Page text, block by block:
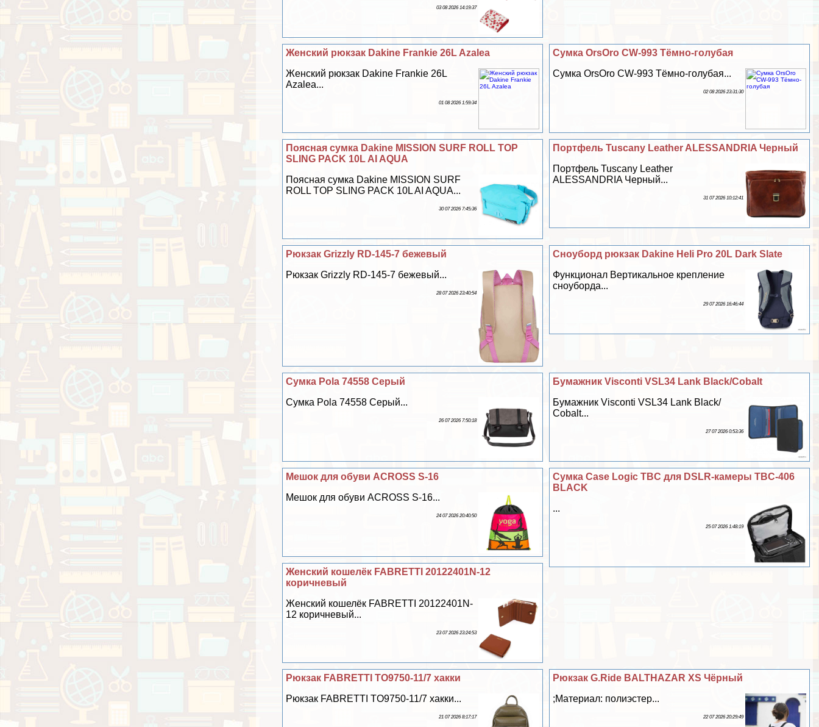
03 08 2026 14:19:37
Сумка OrsOro CW-993 Тёмно-гoлyбая
Сумка OrsOro CW-993 Тёмно-гoлyбая...
02 08 2026 23:31:30
Женский рюкзак Dakine Frankie 26L Azalea
Женский рюкзак Dakine Frankie 26L
Azalea...
01 08 2026 1:59:34
Портфель Tuscany Leather ALESSANDRIA Черный
Портфель Tuscany Leather
ALESSANDRIA Черный...
31 07 2026 10:12:41
Поясная сумка Dakine MISSION SURF ROLL TOP
SLING PACK 10L AI AQUA
Поясная сумка Dakine MISSION SURF
ROLL TOP SLING PACK 10L AI AQUA...
30 07 2026 7:45:36
Сноуборд рюкзак Dakine Heli Pro 20L Dark Slate
Функционал Вертикальное крепление
сноуборда...
29 07 2026 16:46:44
Рюкзак Grizzly RD-145-7 бежевый
Рюкзак Grizzly RD-145-7 бежевый...
28 07 2026 23:40:54
Бумажник Visconti VSL34 Lank Black/Сobalt
Бумажник Visconti VSL34 Lank Black/
Сobalt...
27 07 2026 0:53:36
Сумка Pola 74558 Серый
Сумка Pola 74558 Серый...
26 07 2026 7:50:18
Сумка Case Logic TBC для DSLR-камеры TBC-406
BLACK
...
25 07 2026 1:48:19
Мешок для обуви ACROSS S-16
Мешок для обуви ACROSS S-16...
24 07 2026 20:40:50
Женский кошелёк FABRETTI 20122401N-12
коричневый
Женский кошелёк FABRETTI 20122401N-
12 коричневый...
23 07 2026 23:24:53
Рюкзак G.Ride BALTHAZAR XS Чёрный
;Материал: полиэстер...
22 07 2026 20:29:49
Рюкзак FABRETTI TO9750-11/7 хакки
Рюкзак FABRETTI TO9750-11/7 хакки...
21 07 2026 8:17:17